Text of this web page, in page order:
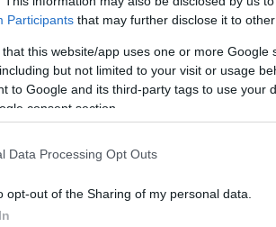
Participants that may further disclose it to
that this website/app uses one or more
but not limited to your visit or usage
to Google and its third-party tags to use your
consent section.
Data Processing Opt Outs
opt-out of the Sharing of my personal data.
TOVÁBB
Budapesten?